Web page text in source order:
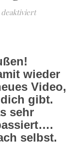
für
wieder
Video,
gibt.
sehr
selbst.